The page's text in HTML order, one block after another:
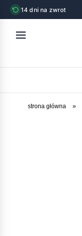
14 dni na zwrot
strona główna »